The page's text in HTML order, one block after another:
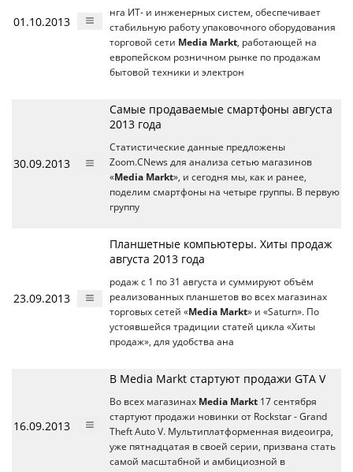
01.10.2013
нга ИТ- и инженерных систем, обеспечивает
стабильную работу упаковочного оборудования
торговой сети Media Markt, работающей на
европейском розничном рынке по продажам
бытовой техники и электрон
30.09.2013
Самые продаваемые смартфоны августа
2013 года
Статистические данные предложены
Zoom.CNews для анализа сетью магазинов
«Media Markt», и сегодня мы, как и ранее,
поделим смартфоны на четыре группы. В первую
группу
23.09.2013
Планшетные компьютеры. Хиты продаж
августа 2013 года
родаж с 1 по 31 августа и суммируют объём
реализованных планшетов во всех магазинах
торговых сетей «Media Markt» и «Saturn». По
устоявшейся традиции статей цикла «Хиты
продаж», для удобства ана
16.09.2013
В Media Markt стартуют продажи GTA V
Во всех магазинах Media Markt 17 сентября
стартуют продажи новинки от Rockstar - Grand
Theft Auto V. Мультиплатформенная видеоигра,
уже пятнадцатая в своей серии, призвана стать
самой масштабной и амбициозной в